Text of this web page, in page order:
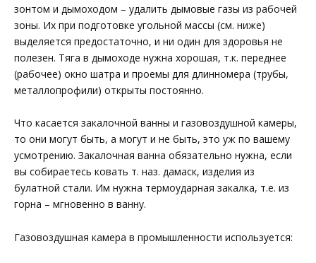
зонтом и дымоходом – удалить дымовые газы из рабочей
зоны. Их при подготовке угольной массы (см. ниже)
выделяется предостаточно, и ни один для здоровья не
полезен. Тяга в дымоходе нужна хорошая, т.к. переднее
(рабочее) окно шатра и проемы для длинномера (трубы,
металлопрофили) открыты постоянно.
Что касается закалочной ванны и газовоздушной камеры,
то они могут быть, а могут и не быть, это уж по вашему
усмотрению. Закалочная ванна обязательно нужна, если
вы собираетесь ковать т. наз. дамаск, изделия из
булатной стали. Им нужна термоударная закалка, т.е. из
горна – мгновенно в ванну.
Газовоздушная камера в промышленности используется: